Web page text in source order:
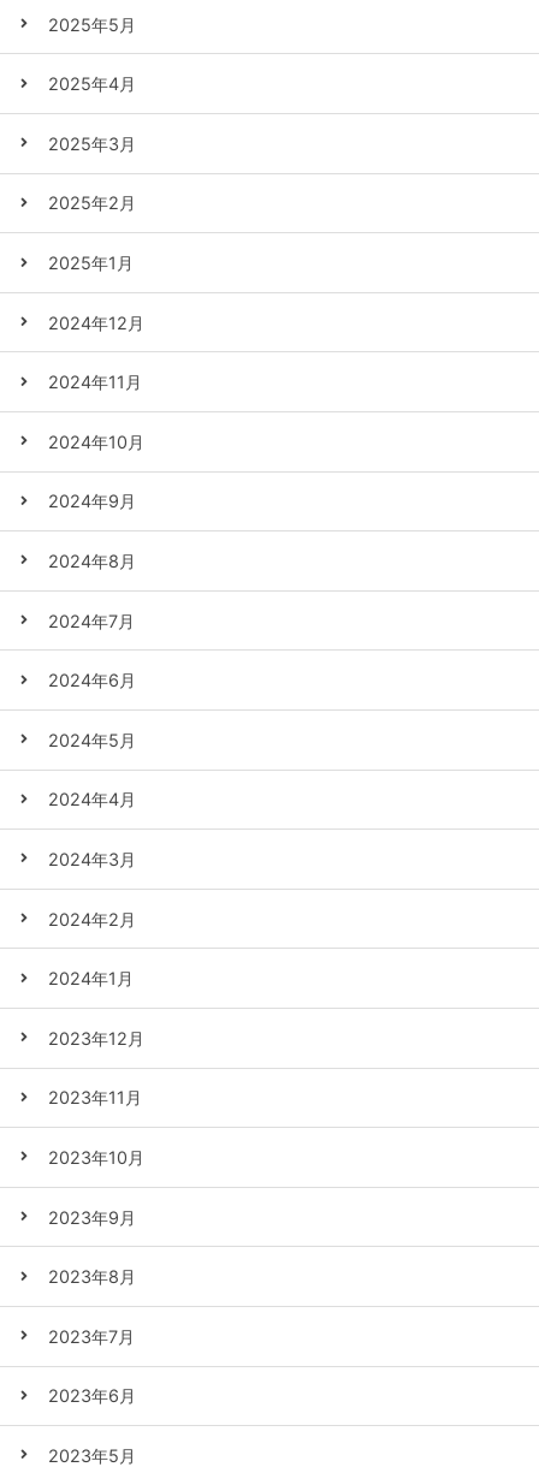
2025年5月
2025年4月
2025年3月
2025年2月
2025年1月
2024年12月
2024年11月
2024年10月
2024年9月
2024年8月
2024年7月
2024年6月
2024年5月
2024年4月
2024年3月
2024年2月
2024年1月
2023年12月
2023年11月
2023年10月
2023年9月
2023年8月
2023年7月
2023年6月
2023年5月